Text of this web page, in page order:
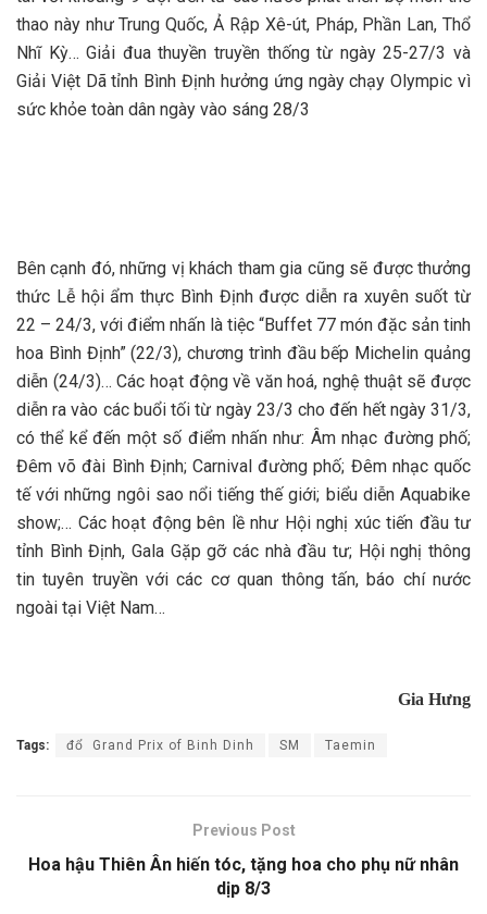
thao này như Trung Quốc, Ả Rập Xê-út, Pháp, Phần Lan, Thổ
Nhĩ Kỳ… Giải đua thuyền truyền thống từ ngày 25-27/3 và
Giải Việt Dã tỉnh Bình Định hưởng ứng ngày chạy Olympic vì
sức khỏe toàn dân ngày vào sáng 28/3
Bên cạnh đó, những vị khách tham gia cũng sẽ được thưởng
thức Lễ hội ẩm thực Bình Định được diễn ra xuyên suốt từ
22 – 24/3, với điểm nhấn là tiệc “Buffet 77 món đặc sản tinh
hoa Bình Định” (22/3), chương trình đầu bếp Michelin quảng
diễn (24/3)… Các hoạt động về văn hoá, nghệ thuật sẽ được
diễn ra vào các buổi tối từ ngày 23/3 cho đến hết ngày 31/3,
có thể kể đến một số điểm nhấn như: Âm nhạc đường phố;
Đêm võ đài Bình Định; Carnival đường phố; Đêm nhạc quốc
tế với những ngôi sao nổi tiếng thế giới; biểu diễn Aquabike
show;… Các hoạt động bên lề như Hội nghị xúc tiến đầu tư
tỉnh Bình Định, Gala Gặp gỡ các nhà đầu tư; Hội nghị thông
tin tuyên truyền với các cơ quan thông tấn, báo chí nước
ngoài tại Việt Nam…
Gia Hưng
Tags: đổ Grand Prix of Binh Dinh SM Taemin
Previous Post
Hoa hậu Thiên Ân hiến tóc, tặng hoa cho phụ nữ nhân
dịp 8/3